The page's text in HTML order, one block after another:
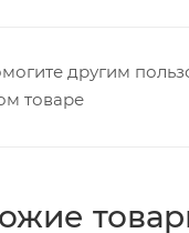
другим
товаре